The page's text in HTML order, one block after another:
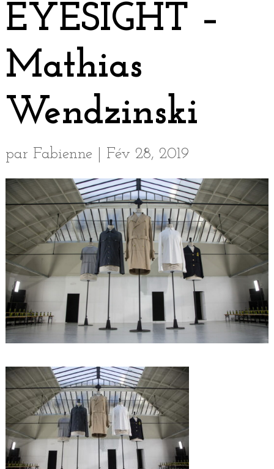
EYESIGHT –
Mathias
Wendzinski
par Fabienne| Fév 28, 2019